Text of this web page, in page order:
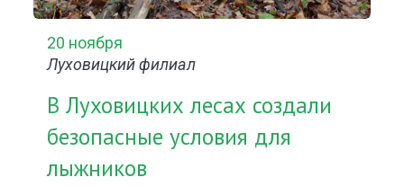
20 ноября
Луховицкий филиал
В Луховицких лесах создали
безопасные условия для
лыжников